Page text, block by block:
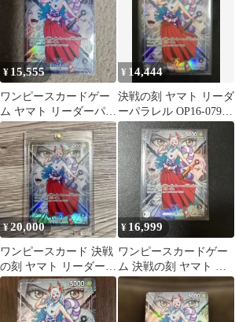
¥ 15,555
ワンピースカードゲー
ム ヤマト リーダーパラ
レル
¥ 14,444
決戦の刻 ヤマト リーダ
ーパラレル OP16-079
ワンピースカード
¥20,000
ワンピースカード 決戦
の刻 ヤマト リーダー
OP16-079
¥ 16,999
ワンピースカードゲー
ム 決戦の刻 ヤマト リ
ーダー パラレル OP16-